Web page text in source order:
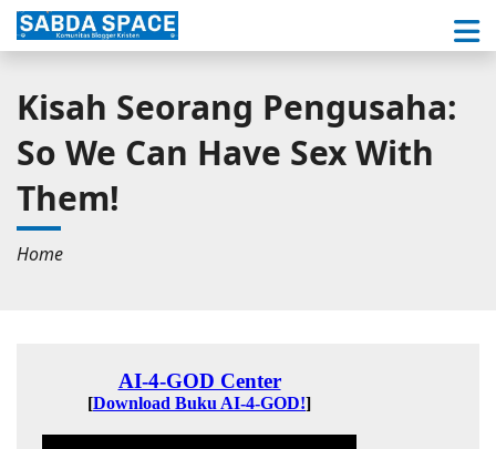
Kisah Seorang Pengusaha:
So We Can Have Sex With
Them!
Home